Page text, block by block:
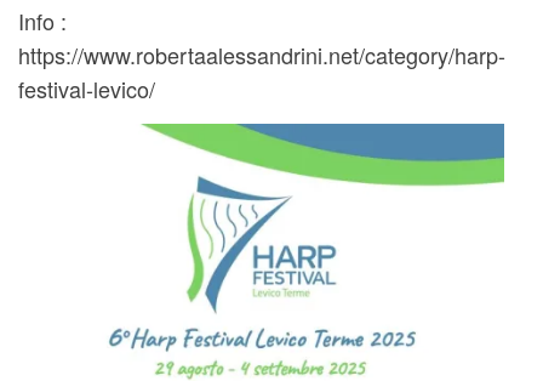
Info :
https://www.robertaalessandrini.net/category/harp-
festival-levico/